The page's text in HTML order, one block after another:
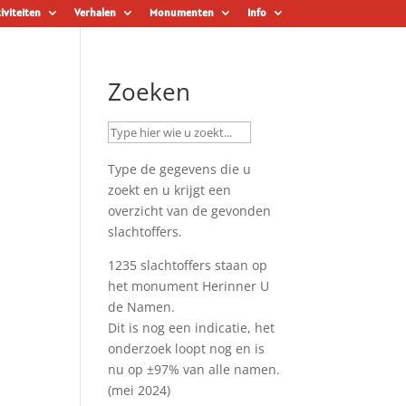
Verhalen Monumenten Info
Zoeken
Type de gegevens die u
zoekt en u krijgt een
overzicht van de gevonden
slachtoffers.
1235 slachtoffers staan op
het monument Herinner U
de Namen.
Dit is nog een indicatie, het
onderzoek loopt nog en is
nu op ±97% van alle namen.
(mei 2024)